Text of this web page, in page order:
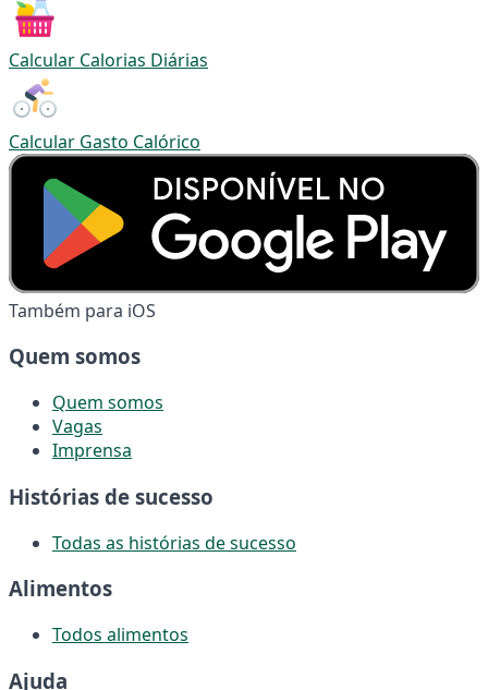
Calcular Calorias Diárias
Calcular Gasto Calórico
Também para iOS
Quem somos
Quem somos
Vagas
Imprensa
Histórias de sucesso
Todas as histórias de sucesso
Alimentos
Todos alimentos
Ajuda